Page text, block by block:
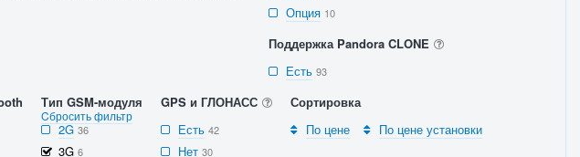
Опция 10
Поддержка Pandora CLONE
Есть 93
Тип GSM-модуля
Cбросить фильтр
2G 36
3G 6
GPS и ГЛОНАСС
Есть 42
Нет 30
Сортировка
По цене
По цене установки